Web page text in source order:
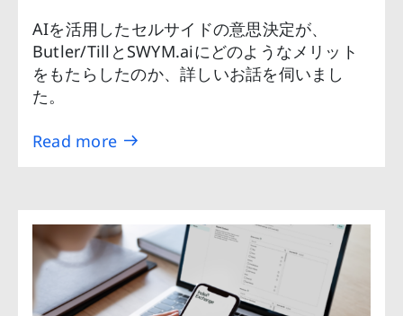
AIを活用したセルサイドの意思決定が、
Butler/TillとSWYM.aiにどのようなメリット
をもたらしたのか、詳しいお話を伺いまし
た。
Read more